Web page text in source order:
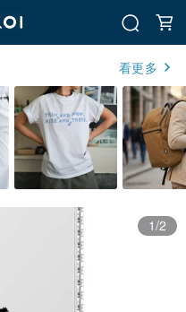
看更多
1/2